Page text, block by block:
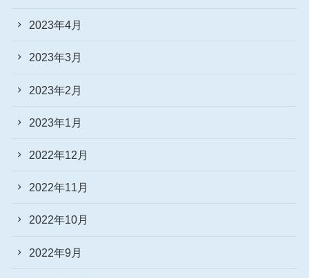
2023年4月
2023年3月
2023年2月
2023年1月
2022年12月
2022年11月
2022年10月
2022年9月